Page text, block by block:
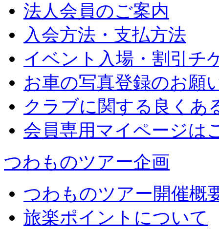
法人会員のご案内
入会方法・支払方法
イベント入場・割引チ
お車の写真登録のお願
クラブに関する良くあ
会員専用マイページは
つわものツアー企画
つわものツアー開催概
旅楽ポイントについて